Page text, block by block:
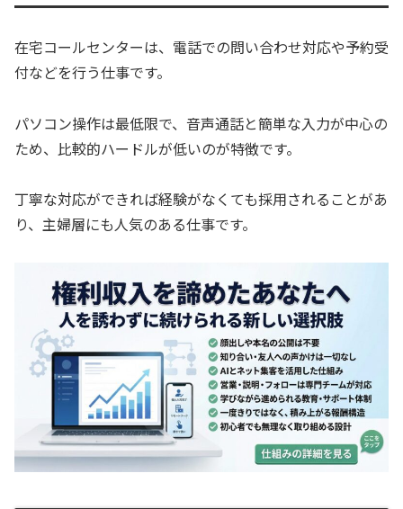
在宅コールセンターは、電話での問い合わせ対応や予約受
付などを行う仕事です。
パソコン操作は最低限で、音声通話と簡単な入力が中心の
ため、比較的ハードルが低いのが特徴です。
丁寧な対応ができれば経験がなくても採用されることがあ
り、主婦層にも人気のある仕事です。